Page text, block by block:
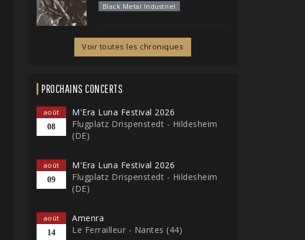
Black Metal Industriel
Voir toutes les chroniques
PROCHAINS CONCERTS
août
08
M'Era Luna Festival 2026
Flugplatz Drispenstedt - Hildesheim
(DE)
août
09
M'Era Luna Festival 2026
Flugplatz Drispenstedt - Hildesheim
(DE)
août
14
Amenra
Le Ferrailleur - Nantes (44)